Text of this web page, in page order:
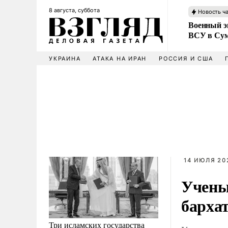
8 августа, суббота Новость
Военный
ВСУ в
УКРАИНА АТАКА НА ИРАН РОССИЯ И США
Три исламских государства
14 ИЮЛЯ